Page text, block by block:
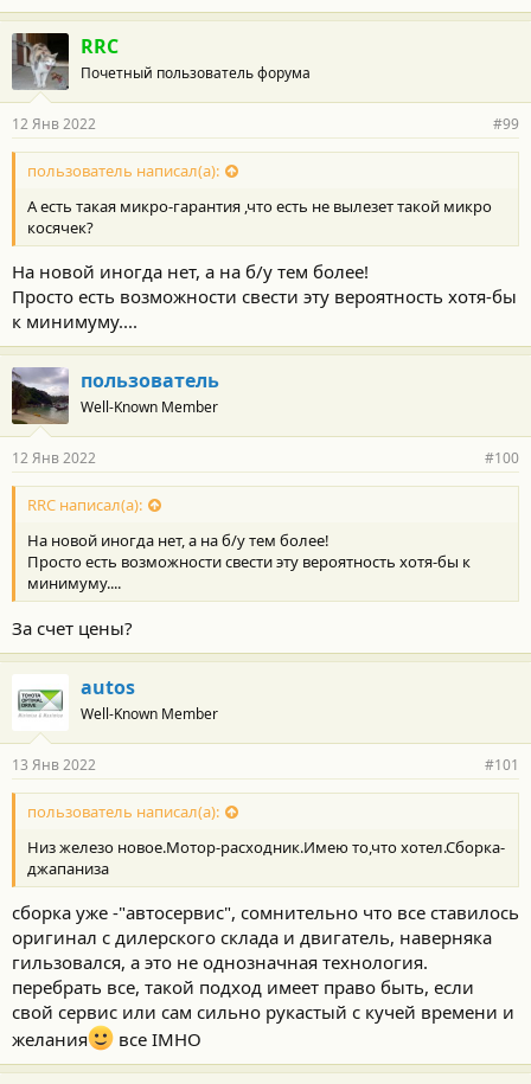
RRC
Почетный пользователь форума
12 Янв 2022 #99
пользователь написал(а):
А есть такая микро-гарантия ,что есть не вылезет такой микро
косячек?
На новой иногда нет, а на б/у тем более!
Просто есть возможности свести эту вероятность хотя-бы
к минимуму....
пользователь
Well-Known Member
12 Янв 2022 #100
RRC написал(а):
На новой иногда нет, а на б/у тем более!
Просто есть возможности свести эту вероятность хотя-бы к
минимуму....
За счет цены?
autos
Well-Known Member
13 Янв 2022 #101
пользователь написал(а):
Низ железо новое.Мотор-расходник.Имею то,что хотел.Сборка-
джапаниза
сборка уже -"автосервис", сомнительно что все ставилось
оригинал с дилерского склада и двигатель, наверняка
гильзовался, а это не однозначная технология.
перебрать все, такой подход имеет право быть, если
свой сервис или сам сильно рукастый с кучей времени и
желания
все IMHO